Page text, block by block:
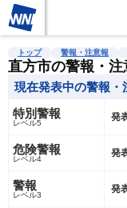
雨雲レーダー 台風情
トップ 警報・注意報
直方市の警報・注
現在発表中の警報・
特別警報
レベル5 発
危険警報
レベル4 発
警報
レベル3 発